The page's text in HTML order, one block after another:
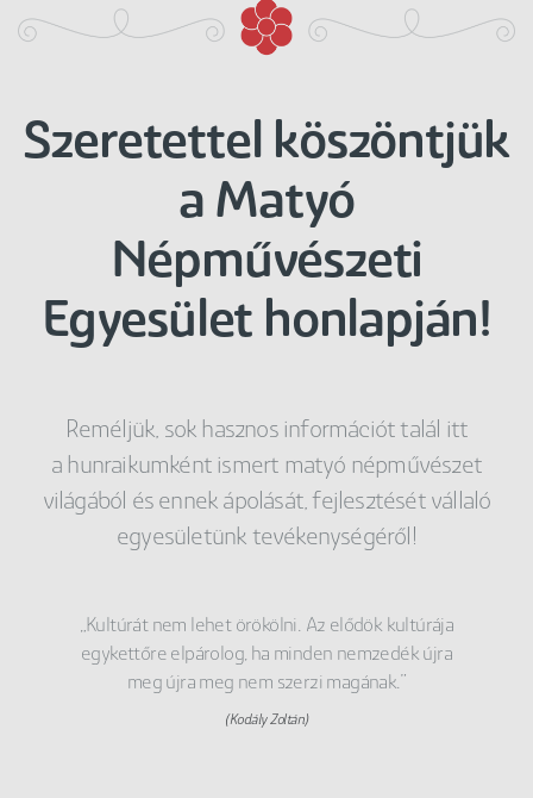
Szeretettel köszöntjük
a Matyó
Népművészeti
Egyesület honlapján!
Reméljük, sok hasznos információt talál itt
a hunraikumként ismert matyó népművészet
világából és ennek ápolását, fejlesztését vállaló
egyesületünk tevékenységéről!
„Kultúrát nem lehet örökölni. Az elődök kultúrája
egykettőre elpárolog, ha minden nemzedék újra
meg újra meg nem szerzi magának.”
(Kodály Zoltán)